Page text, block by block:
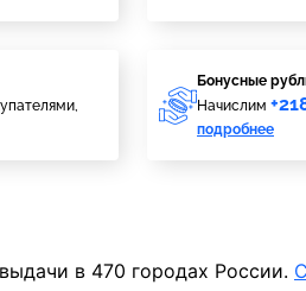
Бонусные
Начислим
подробнее
в 470 городах России.